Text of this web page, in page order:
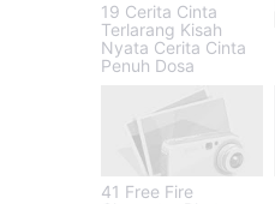
19 Cerita Cinta
Terlarang Kisah
Nyata Cerita Cinta
Penuh Dosa
41 Free Fire